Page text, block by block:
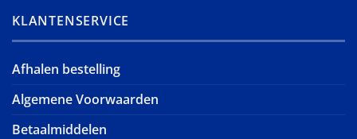
KLANTENSERVICE
Afhalen bestelling
Algemene Voorwaarden
Betaalmiddelen